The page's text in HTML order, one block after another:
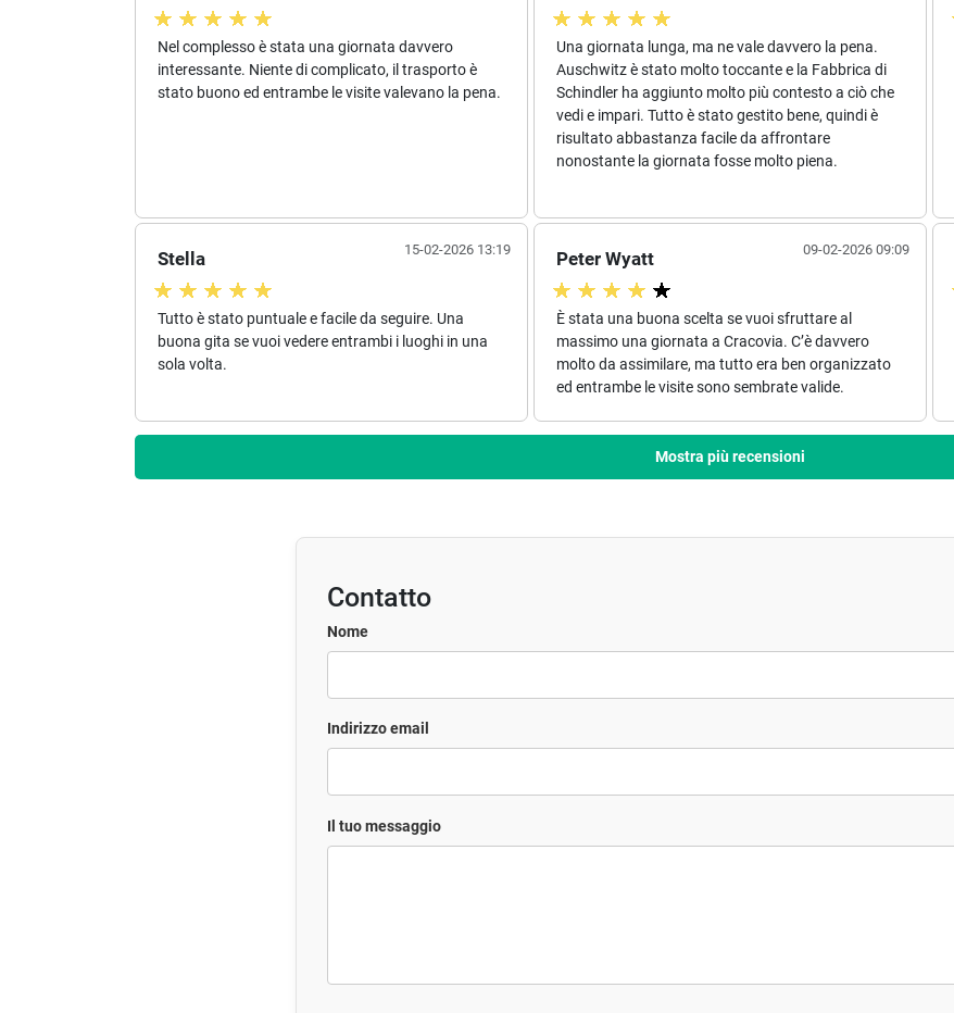
Nel complesso è stata una giornata davvero
interessante. Niente di complicato, il trasporto è
stato buono ed entrambe le visite valevano la pena.
Una giornata lunga, ma ne vale davvero la pena.
Auschwitz è stato molto toccante e la Fabbrica di
Schindler ha aggiunto molto più contesto a ciò che
vedi e impari. Tutto è stato gestito bene, quindi è
risultato abbastanza facile da affrontare
nonostante la giornata fosse molto piena.
Stella 15-02-2026 13:19
Tutto è stato puntuale e facile da seguire. Una
buona gita se vuoi vedere entrambi i luoghi in una
sola volta.
Peter Wyatt 09-02-2026 09:09
È stata una buona scelta se vuoi sfruttare al
massimo una giornata a Cracovia. C’è davvero
molto da assimilare, ma tutto era ben organizzato
ed entrambe le visite sono sembrate valide.
Mostra più recensioni
Contatto
Nome
Indirizzo email
Il tuo messaggio